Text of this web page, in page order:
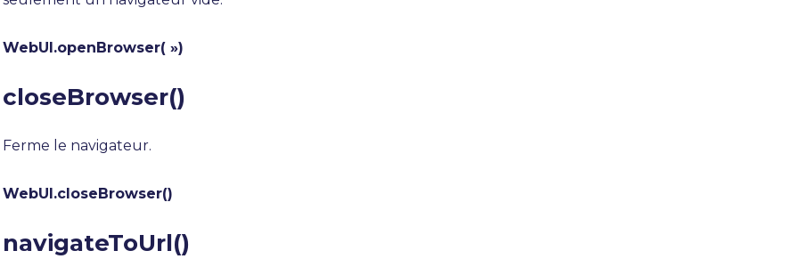
WebUI.openBrowser( »)
closeBrowser()
Ferme le navigateur.
WebUI.closeBrowser()
navigateToUrl()